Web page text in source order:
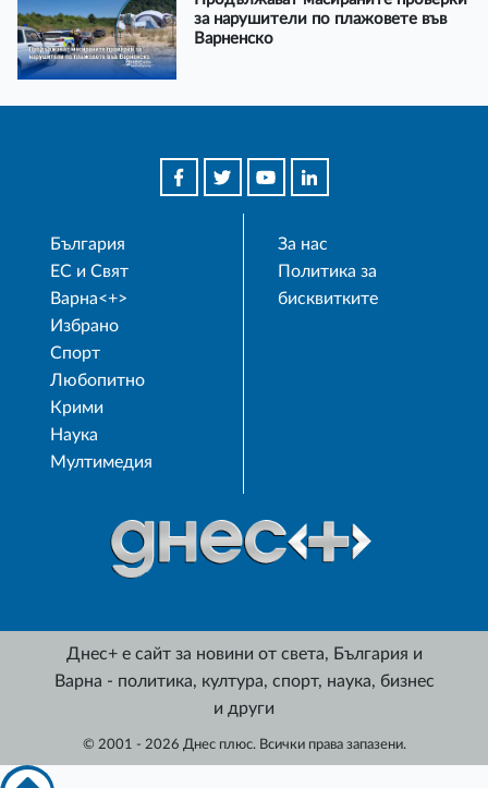
за нарушители по плажовете във
Варненско
България
ЕС и Свят
Варна<+>
Избрано
Спорт
Любопитно
Крими
Наука
Мултимедия
За нас
Политика за
бисквитките
Днес+ е сайт за новини от света, България и
Варна - политика, култура, спорт, наука, бизнес
и други
© 2001 - 2026 Днес плюс. Всички права запазени.